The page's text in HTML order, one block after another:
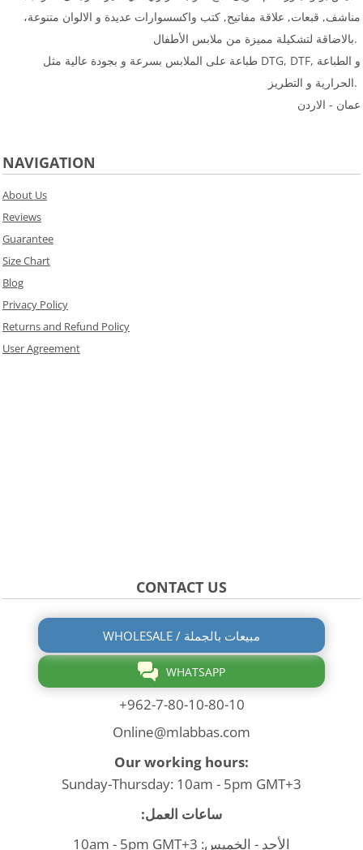
مناشف, قبعات, علاقة مفاتيح, كتب واكسسوارات عديدة و الالوان متنوعة،
بالاضاقة لتشكيلة مميزة من ملابس الأطفال.
طباعة على الملابس بسرعة و بجودة عالية مثل DTG, DTF, و الطباعة
الحرارية و التطريز.
عمان - الاردن
NAVIGATION
About Us
Reviews
Guarantee
Size Chart
Blog
Privacy Policy
Returns and Refund Policy
User Agreement
CONTACT US
WHOLESALE / مبيعات بالجملة
WHATSAPP
+962-7-80-10-80-10
Online@mlabbas.com
Our working hours:
Sunday-Thursday: 10am - 5pm GMT+3
ساعات العمل:
الأحد - الخميس: 10am - 5pm GMT+3